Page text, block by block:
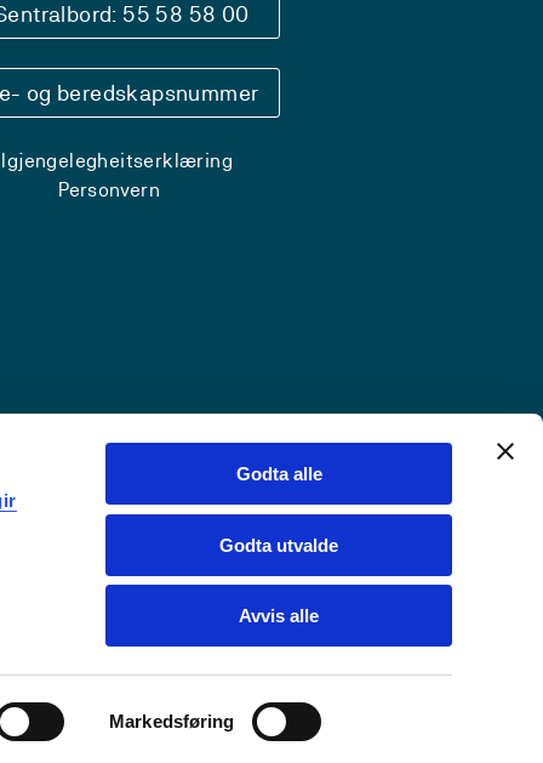
Markedsføring
Godta alle
Godta utvalde
Avvis alle
55 58 58 00
og beredskapsnummer
Personvern